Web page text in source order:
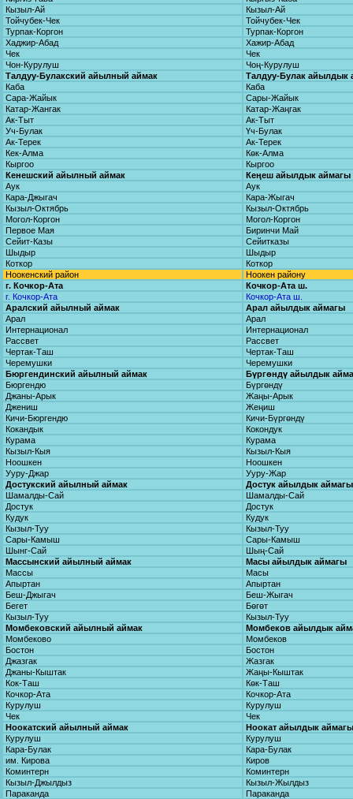
Кызыл-Ай
Кызыл-Ай
Тойчубек-Чек
Тойчубек-Чек
Турпак-Коргон
Турпак-Коргон
Хаджир-Абад
Хажир-Абад
Чек
Чек
Чон-Курулуш
Чоң-Курулуш
Талдуу-Булакский айылный аймак
Талдуу-Булак айылдык
Каба
Каба
Сара-Жайык
Сары-Жайык
Катар-Жангак
Катар-Жаңгак
Ак-Тыт
Ак-Тыт
Уч-Булак
Үч-Булак
Ак-Терек
Ак-Терек
Кек-Алма
Көк-Алма
Кыргоо
Кыргоо
Кенешский айылный аймак
Кеңеш айылдык аймагы
Аук
Аук
Кара-Джыгач
Кара-Жыгач
Кызыл-Октябрь
Кызыл-Октябрь
Могол-Коргон
Могол-Коргон
Первое Мая
Биринчи Май
Сейит-Казы
Сейитказы
Шыдыр
Шыдыр
Коткор
Коткор
Ноокенский район
Ноокен району
г. Кочкор-Ата
Кочкор-Ата ш.
г. Кочкор-Ата
Кочкор-Ата ш.
Аралский айылный аймак
Арал айылдык аймагы
Арал
Арал
Интернационал
Интернационал
Рассвет
Рассвет
Чертак-Таш
Чертак-Таш
Черемушки
Черемушки
Бюргендинский айылный аймак
Бүргөндү айылдык
Бюргендю
Бүргөндү
Джаны-Арык
Жаңы-Арык
Джениш
Жеңиш
Кичи-Бюргендю
Кичи-Бүргөндү
Кокандык
Кокондук
Курама
Курама
Кызыл-Кыя
Кызыл-Кыя
Ноошкен
Ноошкен
Ууру-Джар
Ууру-Жар
Достукский айылный аймак
Достук айылдык аймагы
Шамалды-Сай
Шамалды-Сай
Достук
Достук
Кудук
Кудук
Кызыл-Туу
Кызыл-Туу
Сары-Камыш
Сары-Камыш
Шынг-Сай
Шың-Сай
Массынский айылный аймак
Масы айылдык аймагы
Массы
Масы
Апыртан
Апыртан
Беш-Джыгач
Беш-Жыгач
Бегет
Бөгөт
Кызыл-Туу
Кызыл-Туу
Момбековский айылный аймак
Момбеков айылдык
Момбеково
Момбеков
Бостон
Бостон
Джазгак
Жазгак
Джаны-Кыштак
Жаңы-Кыштак
Кок-Таш
Көк-Таш
Кочкор-Ата
Кочкор-Ата
Курулуш
Курулуш
Чек
Чек
Ноокатский айылный аймак
Ноокат айылдык аймагы
Курулуш
Курулуш
Кара-Булак
Кара-Булак
им. Кирова
Киров
Коминтерн
Коминтерн
Кызыл-Джылдыз
Кызыл-Жылдыз
Параканда
Параканда